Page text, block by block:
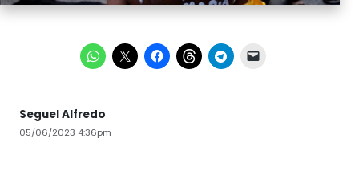
Seguel Alfredo
05/06/2023 4:36pm